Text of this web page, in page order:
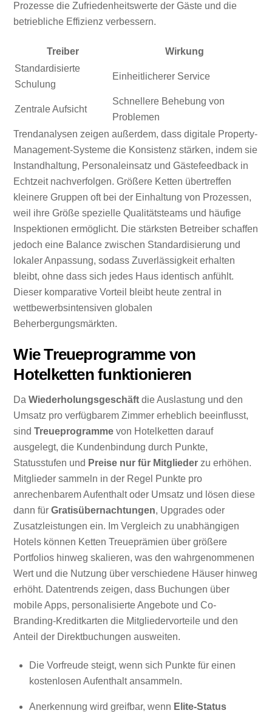
Prozesse die Zufriedenheitswerte der Gäste und die
betriebliche Effizienz verbessern.
Treiber
Wirkung
Standardisierte
Schulung
Einheitlicherer Service
Zentrale Aufsicht
Schnellere Behebung von
Problemen
Trendanalysen zeigen außerdem, dass digitale Property-
Management-Systeme die Konsistenz stärken, indem sie
Instandhaltung, Personaleinsatz und Gästefeedback in
Echtzeit nachverfolgen. Größere Ketten übertreffen
kleinere Gruppen oft bei der Einhaltung von Prozessen,
weil ihre Größe spezielle Qualitätsteams und häufige
Inspektionen ermöglicht. Die stärksten Betreiber schaffen
jedoch eine Balance zwischen Standardisierung und
lokaler Anpassung, sodass Zuverlässigkeit erhalten
bleibt, ohne dass sich jedes Haus identisch anfühlt.
Dieser komparative Vorteil bleibt heute zentral in
wettbewerbsintensiven globalen
Beherbergungsmärkten.
Wie Treueprogramme von
Hotelketten funktionieren
DaWiederholungsgeschäft die Auslastung und den
Umsatz pro verfügbarem Zimmer erheblich beeinflusst,
sindTreueprogramme von Hotelketten darauf
ausgelegt, die Kundenbindung durch Punkte,
Statusstufen und Preise nur für Mitglieder zu erhöhen.
Mitglieder sammeln in der Regel Punkte pro
anrechenbarem Aufenthalt oder Umsatz und lösen diese
dann fürGratisübernachtungen, Upgrades oder
Zusatzleistungen ein. Im Vergleich zu unabhängigen
Hotels können Ketten Treueprämien über größere
Portfolios hinweg skalieren, was den wahrgenommenen
Wert und die Nutzung über verschiedene Häuser hinweg
erhöht. Datentrends zeigen, dass Buchungen über
mobile Apps, personalisierte Angebote und Co-
Branding-Kreditkarten die Mitgliedervorteile und den
Anteil der Direktbuchungen ausweiten.
Die Vorfreude steigt, wenn sich Punkte für einen
kostenlosen Aufenthalt ansammeln.
Anerkennung wird greifbar, wenn Elite-Status